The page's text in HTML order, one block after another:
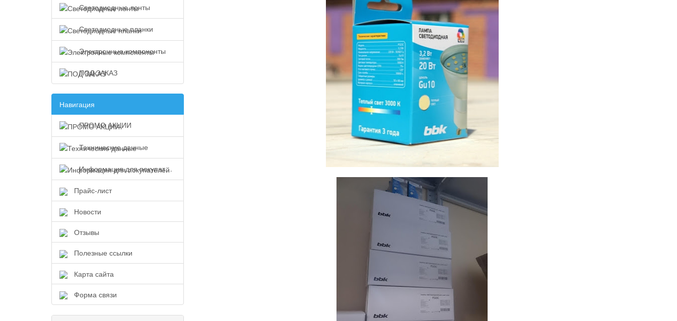
Светодиодные ленты
Светодиодные планки
Электронные компоненты
ПОД ЗАКАЗ
Навигация
ПРОМО АКЦИИ
Технические данные
Информация для покупателей
Прайс-лист
Новости
Отзывы
Полезные ссылки
Карта сайта
Форма связи